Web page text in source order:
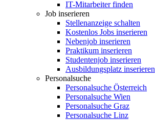
IT-Mitarbeiter finden
Job inserieren
Stellenanzeige schalten
Kostenlos Jobs inserieren
Nebenjob inserieren
Praktikum inserieren
Studentenjob inserieren
Ausbildungsplatz inserieren
Personalsuche
Personalsuche Österreich
Personalsuche Wien
Personalsuche Graz
Personalsuche Linz